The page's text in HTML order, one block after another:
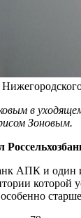
в уходящем
Зоновым.
АПК и один